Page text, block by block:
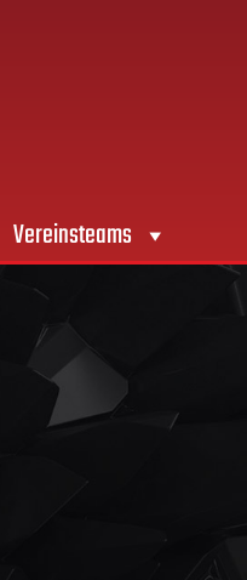
Vereinsteams